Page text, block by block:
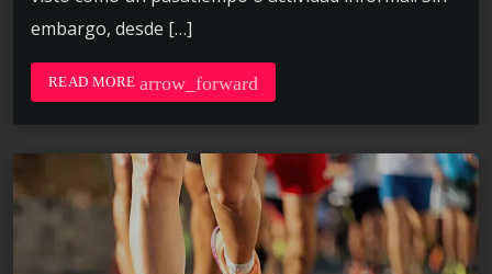
embargo, desde […]
READ MORE arrow_forward